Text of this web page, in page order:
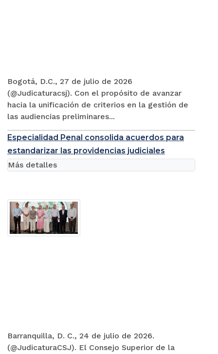
Bogotá, D.C., 27 de julio de 2026
(@Judicaturacsj). Con el propósito de avanzar
hacia la unificación de criterios en la gestión de
las audiencias preliminares...
Especialidad Penal consolida acuerdos para
estandarizar las providencias judiciales
Barranquilla, D. C., 24 de julio de 2026.
(@JudicaturaCSJ). El Consejo Superior de la
Más detalles